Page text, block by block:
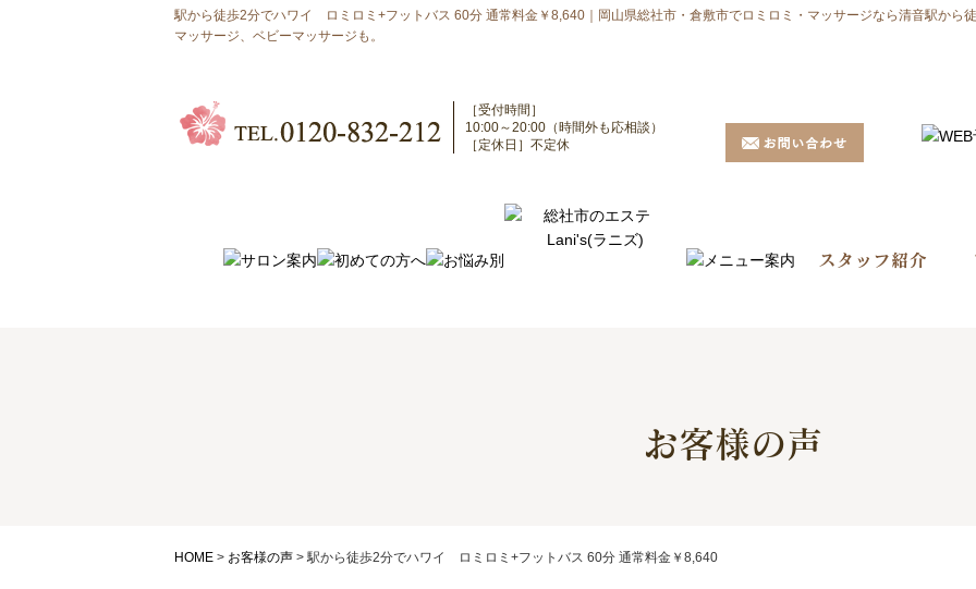
駅から徒歩2分でハワイ ロミロミ+フットバス 60分 通常料金￥8,640｜岡山県総社市・倉敷市でロミロミ・マッサージなら清音駅から
マッサージ、ベビーマッサージも。
［受付時間］
10:00～20:00（時間外も応相談）
［定休日］不定休
お客様の声
HOME > お客様の声 > 駅から徒歩2分でハワイ ロミロミ+フットバス 60分 通常料金￥8,640